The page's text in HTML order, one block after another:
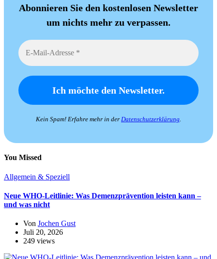
Abonnieren Sie den kostenlosen Newsletter
um nichts mehr zu verpassen.
Kein Spam! Erfahre mehr in der Datenschutzerklärung.
You Missed
Allgemein & Speziell
Neue WHO-Leitlinie: Was Demenzprävention leisten kann –
und was nicht
Von Jochen Gust
Juli 20, 2026
249 views